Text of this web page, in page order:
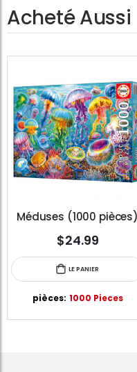
Acheté Aussi
Méduses (1000 pièces)
$24.99
LE PANIER
pièces: 1000 Pieces